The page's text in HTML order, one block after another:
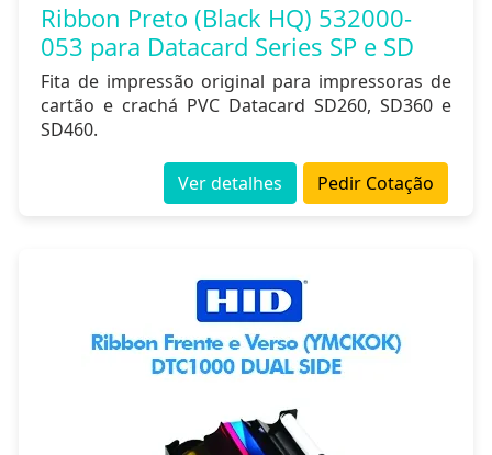
Ribbon Preto (Black HQ) 532000-
053 para Datacard Series SP e SD
Fita de impressão original para impressoras de
cartão e crachá PVC Datacard SD260, SD360 e
SD460.
Pedir Cotação
Ver detalhes